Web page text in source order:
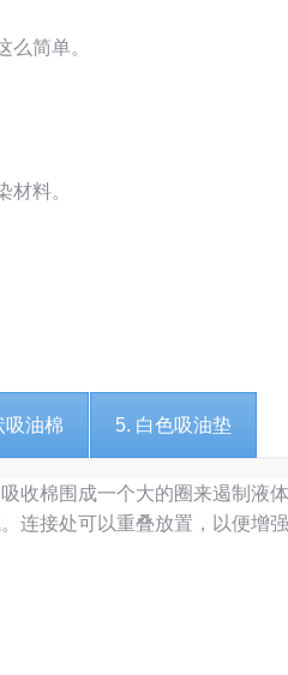
简单。
料。
吸油棉 5. 白色吸油垫
收棉围成一个大的圈来遏制液
连接处可以重叠放置，以便增